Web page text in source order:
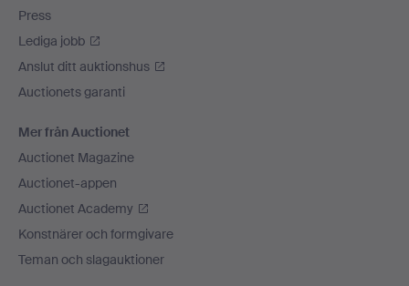
Press
Lediga jobb
Anslut ditt auktionshus
Auctionets garanti
Mer från Auctionet
Auctionet Magazine
Auctionet-appen
Auctionet Academy
Konstnärer och formgivare
Teman och slagauktioner